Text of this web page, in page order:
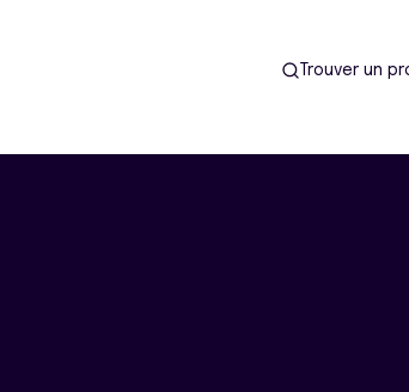
Trouver un